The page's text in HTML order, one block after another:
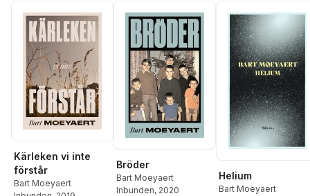
Kärleken vi inte
förstår
Bart Moeyaert
Bröder
Bart Moeyaert
Inbunden, 2020
Helium
Bart Moeyaert